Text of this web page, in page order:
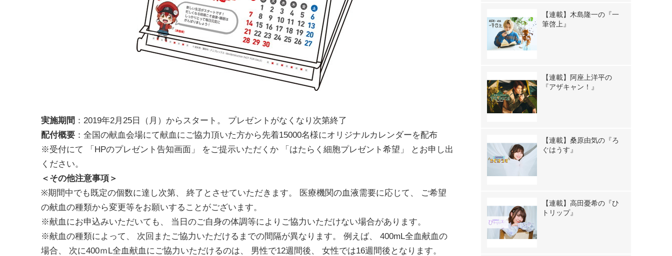
実施期間 ： 2019年2月 25 日（月）からスタート。 プレゼントがなくなり次第終了
配付概要 ：全国の献血会場にて献血にご協力頂いた方から先着15000名様にオリジナルカレ ンダーを配布
※受付にて 「 HPのプレゼント告知画面」 をご提示いただくか 「はたらく細胞プレゼント希望」 とお申し出
ください。
＜その他注意事項＞
※期間中でも既定の個数に達し次第、 終了とさせていただきます。 医療機関の血液需要に応じて、 ご希望
の献血の種類から変更等をお願いすることがございます。
※献血にお申込みいただいても、 当日のご自身の体調等によりご協力いただけない場合があります。
※献血の種類によって、 次回またご協力いただけるまでの間隔が異なります。 例えば、
400mL全血献血の
場合、 次に400ｍ L全血献血にご協力いただけるのは、 男性で12週間後、 女性では16週間後となります。
【連載】木島隆一の『一
筆啓上』
【連載】阿座上洋平の
『アザキャン！』
【連載】桑原由気の『ろ
ぐはうす』
【連載】高田憂希の『ひ
トリップ』